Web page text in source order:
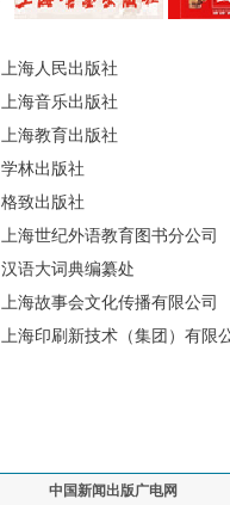
上海人民出版社
上海音乐出版社
上海教育出版社
学林出版社
格致出版社
上海世纪外语教育图书分公司
汉语大词典编纂处
上海故事会文化传播有限公司
上海印刷新技术（集团）有限
中国新闻出版广电网